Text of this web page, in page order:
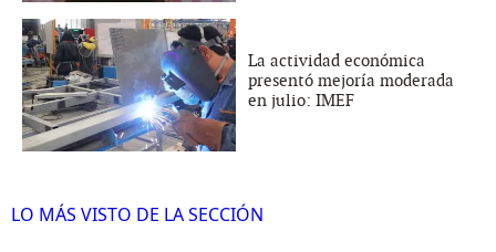
La actividad económica
presentó mejoría moderada
en julio: IMEF
LO MÁS VISTO DE LA SECCIÓN